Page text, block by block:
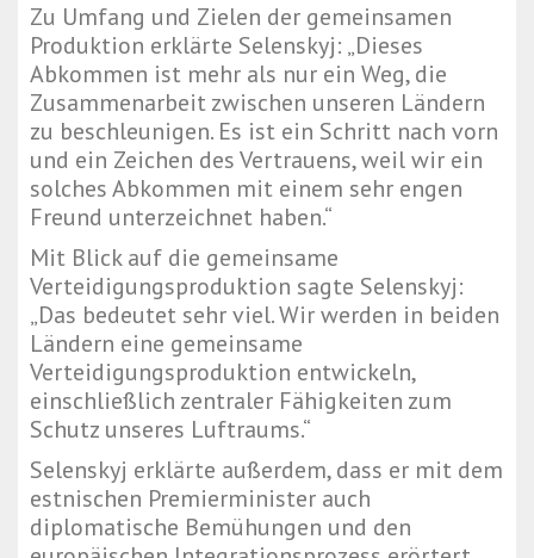
Zu Umfang und Zielen der gemeinsamen
Produktion erklärte Selenskyj: „Dieses
Abkommen ist mehr als nur ein Weg, die
Zusammenarbeit zwischen unseren Ländern
zu beschleunigen. Es ist ein Schritt nach vorn
und ein Zeichen des Vertrauens, weil wir ein
solches Abkommen mit einem sehr engen
Freund unterzeichnet haben.“
Mit Blick auf die gemeinsame
Verteidigungsproduktion sagte Selenskyj:
„Das bedeutet sehr viel. Wir werden in beiden
Ländern eine gemeinsame
Verteidigungsproduktion entwickeln,
einschließlich zentraler Fähigkeiten zum
Schutz unseres Luftraums.“
Selenskyj erklärte außerdem, dass er mit dem
estnischen Premierminister auch
diplomatische Bemühungen und den